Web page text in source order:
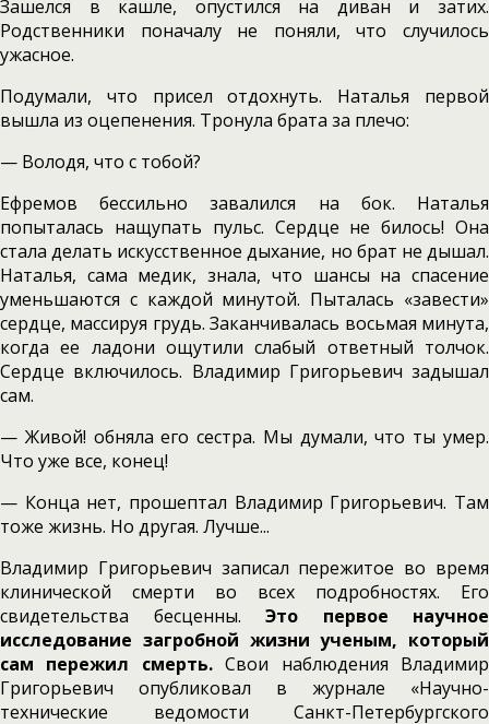
Зашелся в кашле, опустился на диван и затих.
Родственники поначалу не поняли, что случилось
ужасное.
Подумали, что присел отдохнуть. Наталья первой
вышла из оцепенения. Тронула брата за плечо:
— Володя, что с тобой?
Ефремов бессильно завалился на бок. Наталья
попыталась нащупать пульс. Сердце не билось! Она
стала делать искусственное дыхание, но брат не дышал.
Наталья, сама медик, знала, что шансы на спасение
уменьшаются с каждой минутой. Пыталась «завести»
сердце, массируя грудь. Заканчивалась восьмая минута,
когда ее ладони ощутили слабый ответный толчок.
Сердце включилось. Владимир Григорьевич задышал
сам.
— Живой! обняла его сестра. Мы думали, что ты умер.
Что уже все, конец!
— Конца нет, прошептал Владимир Григорьевич. Там
тоже жизнь. Но другая. Лучше...
Владимир Григорьевич записал пережитое во время
клинической смерти во всех подробностях. Его
свидетельства бесценны. Это первое научное
исследование загробной жизни ученым, который
сам пережил смерть.Свои наблюдения Владимир
Григорьевич опубликовал в журнале «Научно-
технические ведомости Санкт-Петербургского